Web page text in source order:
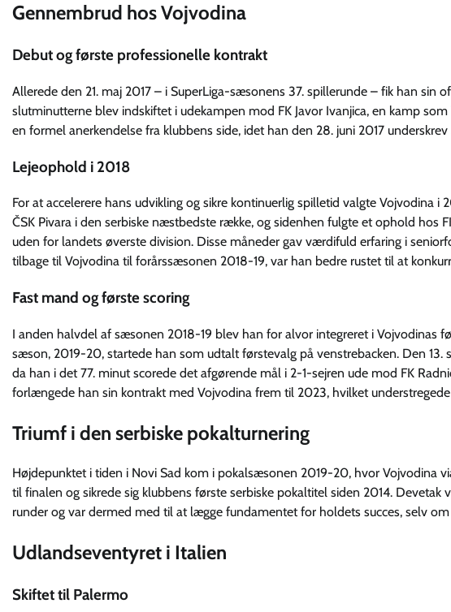
Gennembrud hos Vojvodina
Debut og første professionelle kontrakt
Allerede den 21. maj 2017 – i SuperLiga-sæsonens 37. spillerunde – fik han sin
slutminutterne blev indskiftet i udekampen mod FK Javor Ivanjica, en kamp
en formel anerkendelse fra klubbens side, idet han den 28. juni 2017
Lejeophold i 2018
For at accelerere hans udvikling og sikre kontinuerlig spilletid valgte Vojvodina
ČSK Pivara i den serbiske næstbedste række, og sidenhen fulgte et ophold hos
uden for landets øverste division. Disse måneder gav værdifuld erfaring i
tilbage til Vojvodina til forårssæsonen 2018-19, var han bedre rustet til at
Fast mand og første scoring
I anden halvdel af sæsonen 2018-19 blev han for alvor integreret i Vojvodinas
sæson, 2019-20, startede han som udtalt førstevalg på venstrebacken. Den
da han i det 77. minut scorede det afgørende mål i 2-1-sejren ude mod FK
forlængede han sin kontrakt med Vojvodina frem til 2023, hvilket
Triumf i den serbiske pokalturnering
Højdepunktet i tiden i Novi Sad kom i pokalsæsonen 2019-20, hvor Vojvodina
til finalen og sikrede sig klubbens første serbiske pokaltitel siden 2014.
runder og var dermed med til at lægge fundamentet for holdets succes, selv
Udlandseventyret i Italien
Skiftet til Palermo